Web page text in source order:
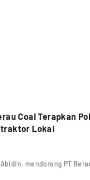
Coal Terapkan
Lokal
mendorong PT